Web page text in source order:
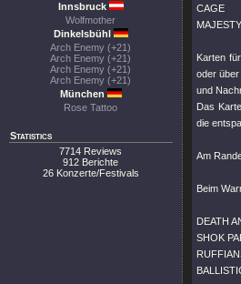
Innsbruck
Wolfmother
Dinkelsbühl
Arch Enemy (+21)
Arch Enemy (+21)
Arch Enemy (+21)
Arch Enemy (+21)
München
Rose Tattoo
Statistics
7714 Reviews
912 Berichte
26 Konzerte/Festivals
CAGE
MAJESTY
Karten
oder
und
Das
die
Am
Beim
DEATH
SHOK